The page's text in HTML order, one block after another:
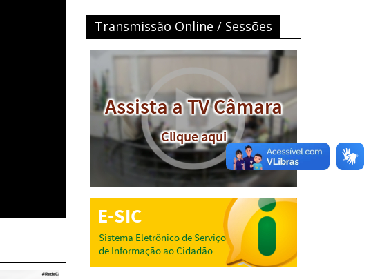
Transmissão Online / Sessões